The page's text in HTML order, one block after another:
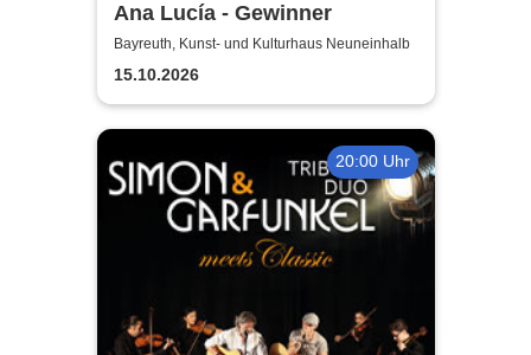
Ana Lucía - Gewinner
Bayreuth, Kunst- und Kulturhaus Neuneinhalb
15.10.2026
20:00 Uhr